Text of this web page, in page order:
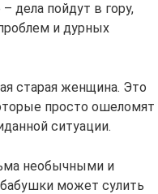
дела пойдут в гору,
и дурных
старая женщина. Это
просто ошеломят
ситуации.
необычными и
может сулить